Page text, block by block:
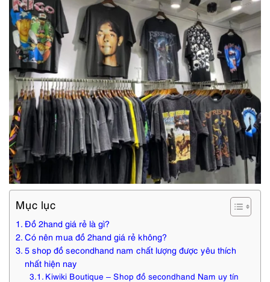
Mục lục
Đồ 2hand giá rẻ là gì?
Có nên mua đồ 2hand giá rẻ không?
5 shop đồ secondhand nam chất lượng được yêu thích
nhất hiện nay
Kiwiki Boutique – Shop đồ secondhand Nam uy tín